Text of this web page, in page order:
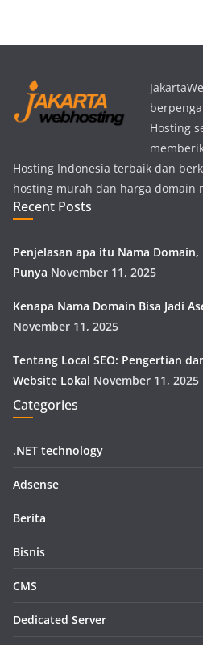
Hosting
Hosting Indonesia terbaik dan
hosting murah dan harga domain
Recent Posts
Penjelasan apa itu Nama
Punya November 11, 2025
Kenapa Nama Domain Bisa Jadi
November 11, 2025
Tentang Local SEO: Pengertian
Website Lokal November 11, 2025
Categories
.NET technology
Adsense
Berita
Bisnis
CMS
Dedicated Server